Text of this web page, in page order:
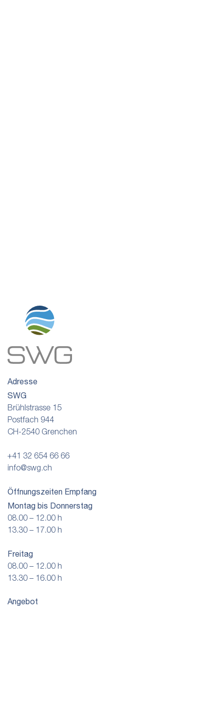
Adresse
SWG
Brühlstrasse 15
Postfach 944
CH-2540 Grenchen
+41 32 654 66 66
info@swg.ch
Öffnungszeiten Empfang
Montag bis Donnerstag
08.00 – 12.00 h
13.30 – 17.00 h
Freitag
08.00 – 12.00 h
13.30 – 16.00 h
Angebot